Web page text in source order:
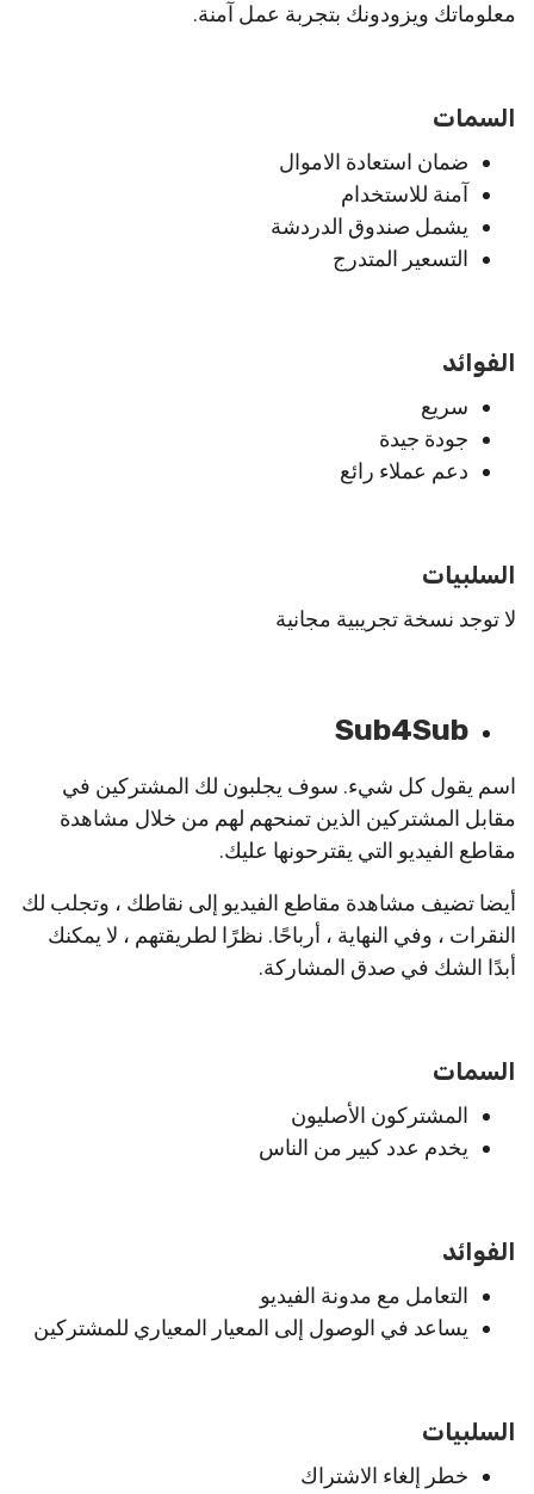
معلوماتك ويزودونك بتجربة عمل آمنة.
السمات
ضمان استعادة الاموال
آمنة للاستخدام
يشمل صندوق الدردشة
التسعير المتدرج
الفوائد
سريع
جودة جيدة
دعم عملاء رائع
السلبيات
لا توجد نسخة تجريبية مجانية
Sub4Sub
اسم يقول كل شيء. سوف يجلبون لك المشتركين في
مقابل المشتركين الذين تمنحهم لهم من خلال مشاهدة
مقاطع الفيديو التي يقترحونها عليك.
أيضا تضيف مشاهدة مقاطع الفيديو إلى نقاطك ، وتجلب لك
النقرات ، وفي النهاية ، أرباحًا. نظرًا لطريقتهم ، لا يمكنك
أبدًا الشك في صدق المشاركة.
السمات
المشتركون الأصليون
يخدم عدد كبير من الناس
الفوائد
التعامل مع مدونة الفيديو
يساعد في الوصول إلى المعيار المعياري للمشتركين
السلبيات
خطر إلغاء الاشتراك